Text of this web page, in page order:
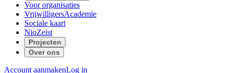
Voor organisaties
VrijwilligersAcademie
Sociale kaart
NioZeist
Projecten
Over ons
Account aanmakenLog in